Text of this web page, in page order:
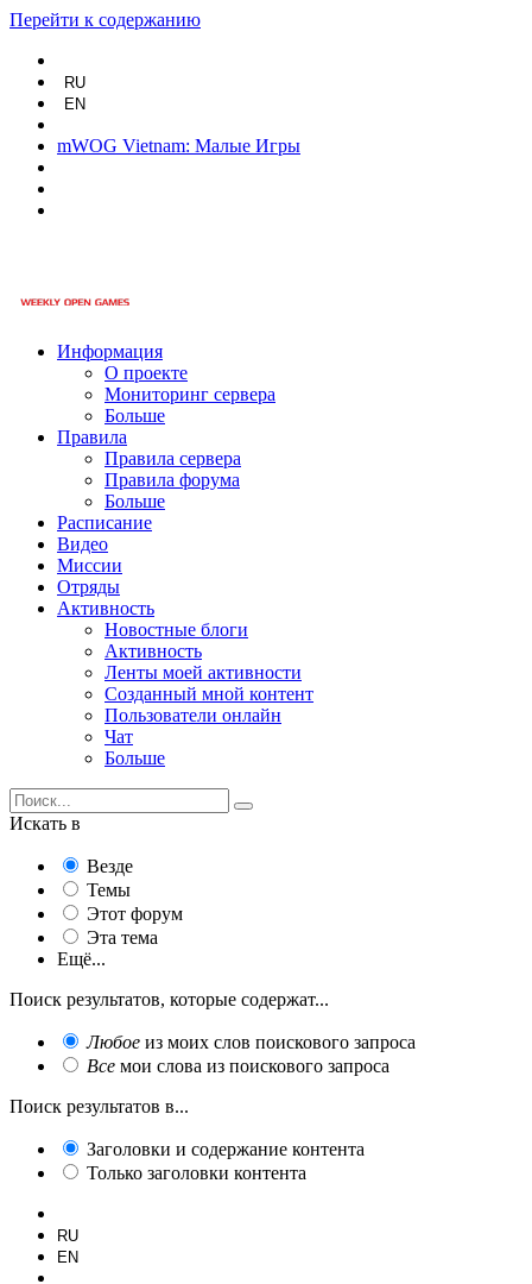
Перейти к содержанию
RU
EN
mWOG Vietnam: Малые Игры
Информация
О проекте
Мониторинг сервера
Больше
Правила
Правила сервера
Правила форума
Больше
Расписание
Видео
Миссии
Отряды
Активность
Новостные блоги
Активность
Ленты моей активности
Созданный мной контент
Пользователи онлайн
Чат
Больше
Искать в
Везде
Темы
Этот форум
Эта тема
Ещё...
Поиск результатов, которые содержат...
Любое из моих слов поискового запроса
Все мои слова из поискового запроса
Поиск результатов в...
Заголовки и содержание контента
Только заголовки контента
RU
EN